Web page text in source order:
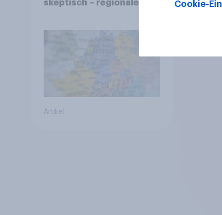
skeptisch – regionale
Europa im Osten am
Artikel
Cookie-